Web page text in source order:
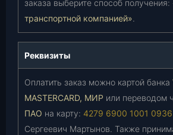
заказа выберите способ получения:
транспортной компанией».
Реквизиты
Оплатить заказ можно картой банка
MASTERCARD, МИР или переводом
ПАО на карту: 4279 6900 1001 0936
Сергеевич Мартынов. Также